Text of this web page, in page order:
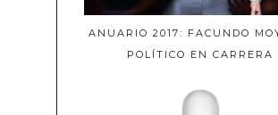
ANUARIO 2017: FACUNDO
POLÍTICO EN CARRERA